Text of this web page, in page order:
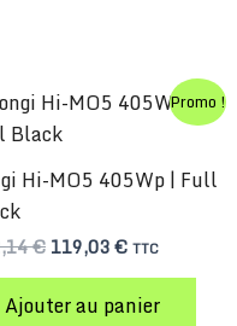
Promo !
Hi-MO5 405Wp | Full
€
Le
prix
initial
132,14 €.
119,03€
Le
prix
119,03 €.
TTC
Ajouter au panier